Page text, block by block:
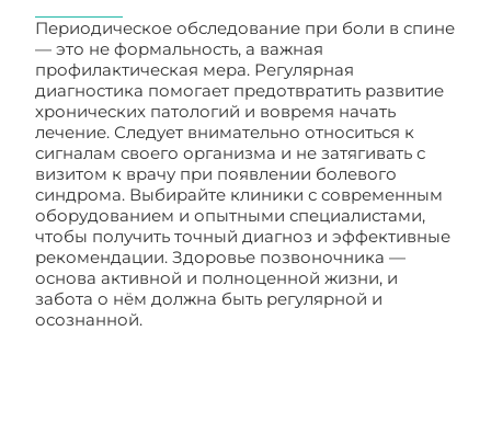
Периодическое обследование при боли в спине
— это не формальность, а важная
профилактическая мера. Регулярная
диагностика помогает предотвратить развитие
хронических патологий и вовремя начать
лечение. Следует внимательно относиться к
сигналам своего организма и не затягивать с
визитом к врачу при появлении болевого
синдрома. Выбирайте клиники с современным
оборудованием и опытными специалистами,
чтобы получить точный диагноз и эффективные
рекомендации. Здоровье позвоночника —
основа активной и полноценной жизни, и
забота о нём должна быть регулярной и
осознанной.